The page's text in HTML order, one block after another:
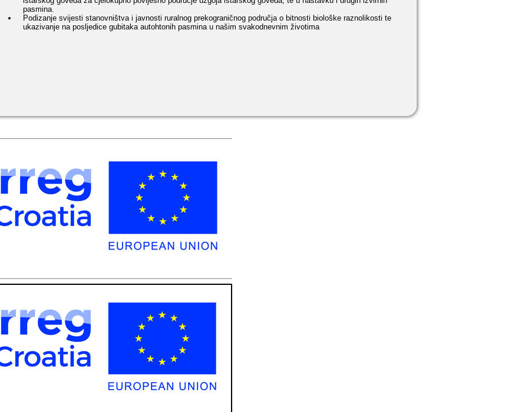
pasmina.
Podizanje svijesti stanovništva i javnosti ruralnog prekograničnog područja o bitnosti biološke raznolikosti te
ukazivanje na posljedice gubitaka autohtonih pasmina u našim svakodnevnim životima